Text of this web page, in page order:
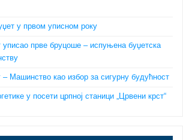
у првом уписном року
прве бруцоше – испуњена буџетска
– Машинство као избор за сигурну будућност
у посети црпној станици „Црвени крст“